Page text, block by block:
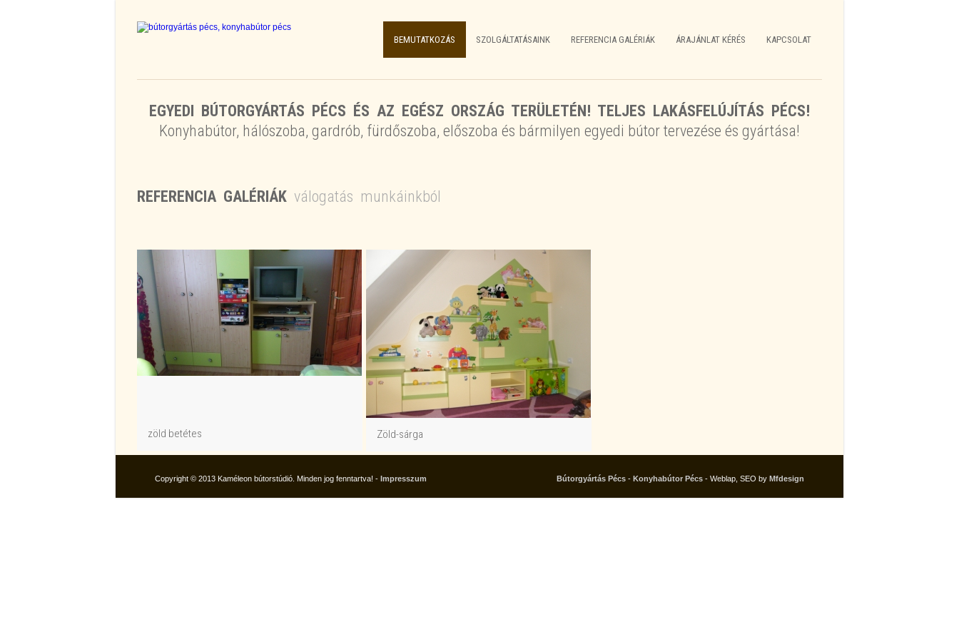
BEMUTATKOZÁS SZOLGÁLTATÁSAINK REFERENCIA GALÉRIÁK ÁRAJÁNLAT KÉRÉS KAPCSOLAT
EGYEDI BÚTORGYÁRTÁS PÉCS ÉS AZ EGÉSZ ORSZÁG TERÜLETÉN! TELJES LAKÁSFELÚJÍTÁS PÉCS!
Konyhabútor, hálószoba, gardrób, fürdőszoba, előszoba és bármilyen egyedi bútor tervezése és gyártása!
REFERENCIA GALÉRIÁK válogatás munkáinkból
zöld betétes Zöld-sárga
Copyright © 2013 Kaméleon bútorstúdió. Minden jog fenntartva! - Impresszum Bútorgyártás Pécs- Konyhabútor Pécs- Weblap, SEO by Mfdesign